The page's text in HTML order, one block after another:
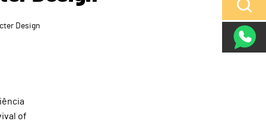
Design
of